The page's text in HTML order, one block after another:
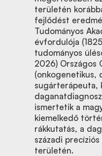
területén
fejlődést
Tudományos
évfordulója
tudományos
2026) Országos
(onkogenetikus,
sugárterápeuta,
ismertetik a
kiemelkedő
rákkutatás, a
századi
területén.